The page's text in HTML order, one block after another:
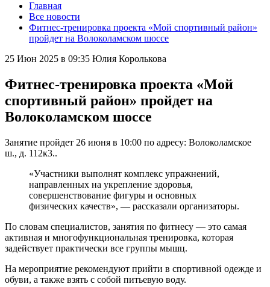
Главная
Все новости
Фитнес-тренировка проекта «Мой спортивный район»
пройдет на Волоколамском шоссе
25 Июн 2025 в 09:35 Юлия Королькова
Фитнес-тренировка проекта «Мой
спортивный район» пройдет на
Волоколамском шоссе
Занятие пройдет 26 июня в 10:00 по адресу: Волоколамское
ш., д. 112к3..
«Участники выполнят комплекс упражнений,
направленных на укрепление здоровья,
совершенствование фигуры и основных
физических качеств», — рассказали организаторы.
По словам специалистов, занятия по фитнесу — это самая
активная и многофункциональная тренировка, которая
задействует практически все группы мышц.
На мероприятие рекомендуют прийти в спортивной одежде и
обуви, а также взять с собой питьевую воду.